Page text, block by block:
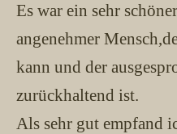
Es war ein sehr
angenehmer
kann und der
zurückhaltend ist.
Als sehr gut empfand